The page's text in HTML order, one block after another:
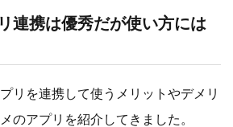
連携は優秀だが使い方には
リを連携して使うメリットやデメリ
のアプリを紹介してきました。